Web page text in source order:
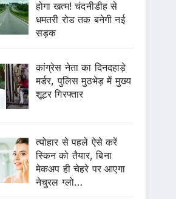
होगा खत्म! चंदनीडीह से
धमतरी रोड तक बनेगी नई
सड़क
कांग्रेस नेता का दिनदहाड़े
मर्डर, पुलिस मुठभेड़ में मुख्य
शूटर गिरफ्तार
त्योहार से पहले ऐसे करें
स्किन को तैयार, बिना
मेकअप ही चेहरे पर आएगा
नेचुरल ग्लो…